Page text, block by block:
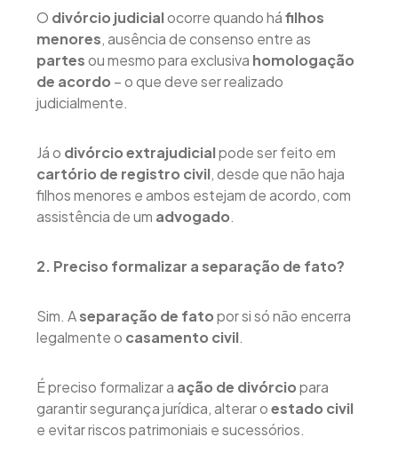
O divórcio judicialocorre quando háfilhos
menores, ausência de consenso entre as
partesou mesmo para exclusiva homologação
de acordo – o que deve ser realizado
judicialmente.
Já o divórcio extrajudicialpode ser feito em
cartório de registro civil, desde que não haja
filhos menores e ambos estejam de acordo, com
assistência de um advogado.
2. Preciso formalizar a separação de fato?
Sim. Aseparação de fatopor si só não encerra
legalmente o casamento civil.
É preciso formalizar a ação de divórciopara
garantir segurança jurídica, alterar oestado civil
e evitar riscos patrimoniais e sucessórios.